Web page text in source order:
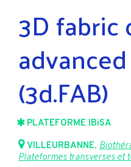
3D fabric
(3d.FAB)
PLATEFORME IBiSA
VILLEURBANNE,
Plateformes transverses et